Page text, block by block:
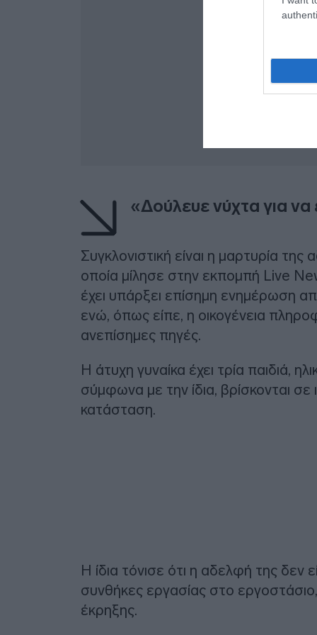
«Δούλευε νύχτα για να
Συγκλονιστική είναι η μαρτυρία
οποία μίλησε στην εκπομπή Live
έχει υπάρξει επίσημη ενημέρωση
ενώ, όπως είπε, η οικογένεια
ανεπίσημες πηγές.
Η άτυχη γυναίκα έχει τρία παιδιά,
σύμφωνα με την ίδια, βρίσκονται σε
κατάσταση.
Η ίδια τόνισε ότι η αδελφή της δεν
συνθήκες εργασίας στο
έκρηξης.